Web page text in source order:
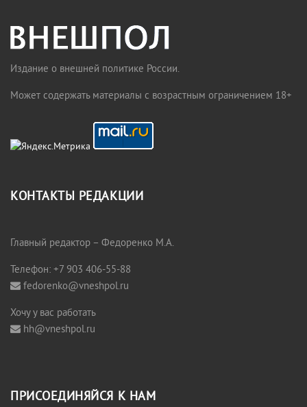
Издание о внешней политике России.
Может содержать материалы с возрастным ограничением 18+
КОНТАКТЫ РЕДАКЦИИ
Главный редактор – Федоренко М.А.
Телефон: +7 903 406-55-88
fedorenko@vneshpol.ru
Хочу у вас работать
hh@vneshpol.ru
ПРИСОЕДИНЯЙСЯ К НАМ